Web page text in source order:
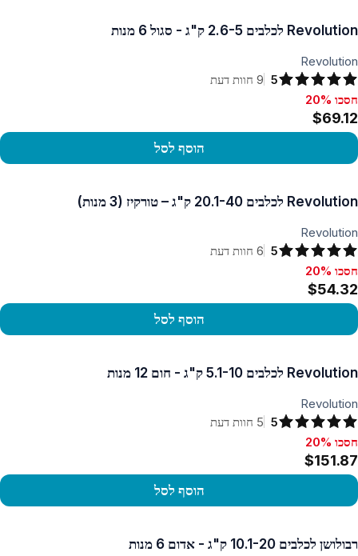
Revolution לכלבים 2.6-5 ק"ג - סגול 6 מנות
Revolution
5
9 חוות דעת
חסכו 20%, $69.12
חסכו 20%
$69.12
הוסף לסל
Revolution לכלבים 20.1-40 ק"ג – טורקיז (3 מנות)
Revolution
5
6 חוות דעת
חסכו 20%, $54.32
חסכו 20%
$54.32
הוסף לסל
Revolution לכלבים 5.1-10 ק"ג - חום 12 מנות
Revolution
5
5 חוות דעת
חסכו 20%, $151.87
חסכו 20%
$151.87
הוסף לסל
רבולושן לכלבים 10.1-20 ק"ג - אדום 6 מנות